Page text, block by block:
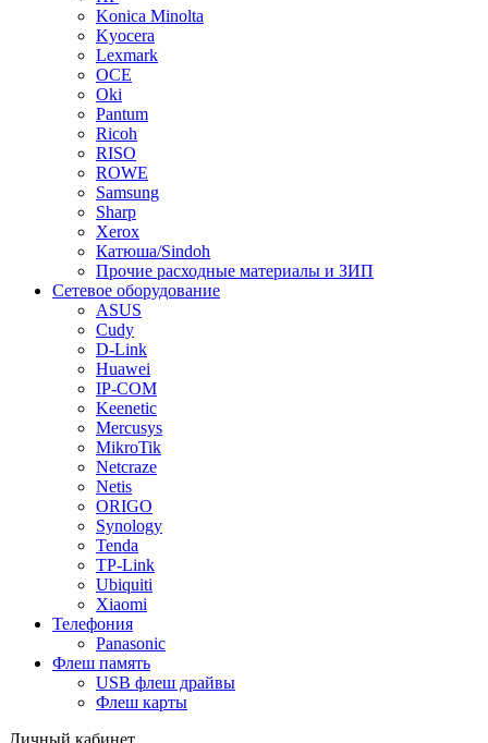
Konica Minolta
Kyocera
Lexmark
OCE
Oki
Pantum
Ricoh
RISO
ROWE
Samsung
Sharp
Xerox
Катюша/Sindoh
Прочие расходные материалы и ЗИП
Сетевое оборудование
ASUS
Cudy
D-Link
Huawei
IP-COM
Keenetic
Mercusys
MikroTik
Netcraze
Netis
ORIGO
Synology
Tenda
TP-Link
Ubiquiti
Xiaomi
Телефония
Panasonic
Флеш память
USB флеш драйвы
Флеш карты
Личный кабинет